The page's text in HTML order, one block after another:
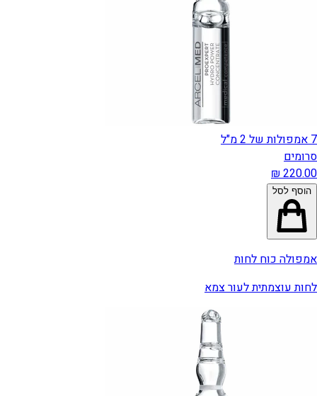
7 אמפולות של 2 מ"ל
סרומים
הוסף לסל
אמפולה כוח לחות
לחות עוצמתית לעור צמא